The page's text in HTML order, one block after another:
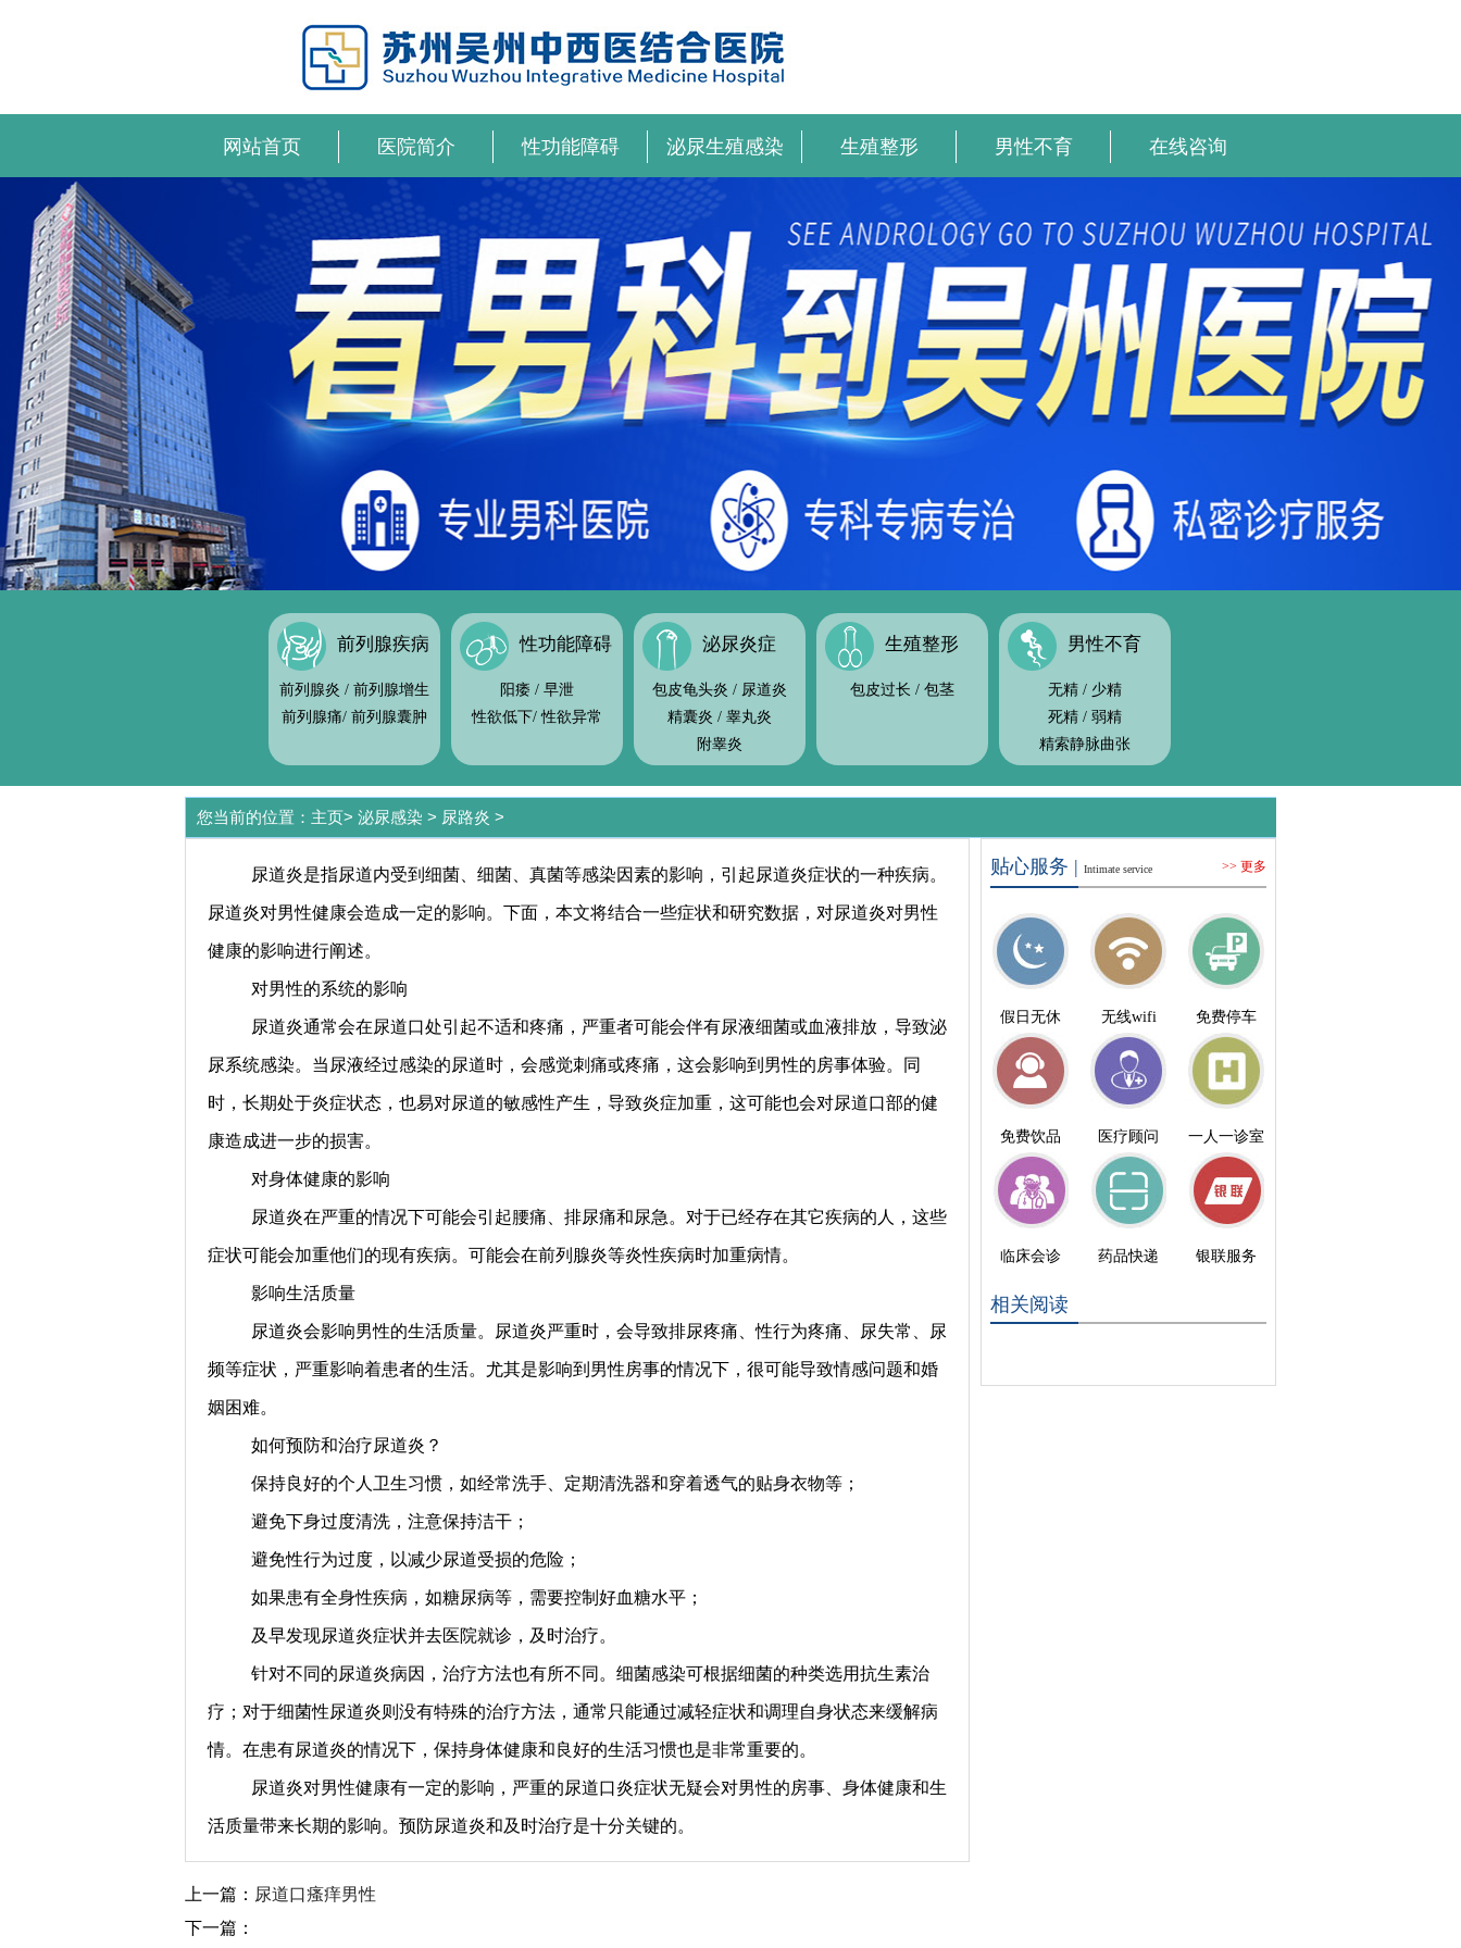
网站首页 医院简介 性功能障碍 泌尿生殖感染 生殖整形 男性不育 在线咨询
前列腺疾病
前列腺炎 / 前列腺增生
前列腺痛/ 前列腺囊肿
性功能障碍
阳痿 / 早泄
性欲低下/性欲异常
泌尿炎症
包皮龟头炎 / 尿道炎
精囊炎 / 睾丸炎
附睾炎
生殖整形
包皮过长 / 包茎
男性不育
无精 / 少精
死精 / 弱精
精索静脉曲张
您当前的位置： 主页> 泌尿感染 > 尿路炎 >
尿道炎是指尿道内受到细菌、细菌、真菌等感染因素的影响，引起尿道炎症状的一种疾病。
尿道炎对男性健康会造成一定的影响。下面，本文将结合一些症状和研究数据，对尿道炎对男性
健康的影响进行阐述。
对男性的系统的影响
尿道炎通常会在尿道口处引起不适和疼痛，严重者可能会伴有尿液细菌或血液排放，导致泌
尿系统感染。当尿液经过感染的尿道时，会感觉刺痛或疼痛，这会影响到男性的房事体验。同
时，长期处于炎症状态，也易对尿道的敏感性产生，导致炎症加重，这可能也会对尿道口部的健
康造成进一步的损害。
对身体健康的影响
尿道炎在严重的情况下可能会引起腰痛、排尿痛和尿急。对于已经存在其它疾病的人，这些
症状可能会加重他们的现有疾病。可能会在前列腺炎等炎性疾病时加重病情。
影响生活质量
尿道炎会影响男性的生活质量。尿道炎严重时，会导致排尿疼痛、性行为疼痛、尿失常、尿
频等症状，严重影响着患者的生活。尤其是影响到男性房事的情况下，很可能导致情感问题和婚
姻困难。
如何预防和治疗尿道炎？
保持良好的个人卫生习惯，如经常洗手、定期清洗器和穿着透气的贴身衣物等；
避免下身过度清洗，注意保持洁干；
避免性行为过度，以减少尿道受损的危险；
如果患有全身性疾病，如糖尿病等，需要控制好血糖水平；
及早发现尿道炎症状并去医院就诊，及时治疗。
针对不同的尿道炎病因，治疗方法也有所不同。细菌感染可根据细菌的种类选用抗生素治
疗；对于细菌性尿道炎则没有特殊的治疗方法，通常只能通过减轻症状和调理自身状态来缓解病
情。在患有尿道炎的情况下，保持身体健康和良好的生活习惯也是非常重要的。
尿道炎对男性健康有一定的影响，严重的尿道口炎症状无疑会对男性的房事、身体健康和生
活质量带来长期的影响。预防尿道炎和及时治疗是十分关键的。
上一篇： 尿道口瘙痒男性
下一篇：
贴心服务 | Intimate service >> 更多
假日无休 无线wifi 免费停车
免费饮品 医疗顾问 一人一诊室
临床会诊 药品快递 银联服务
相关阅读